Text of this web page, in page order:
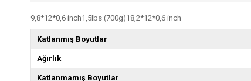
9,8*12*0,6 inch1,5lbs (700g)18,2*12*0,6 inch
Katlanmış Boyutlar
Ağırlık
Katlanmamış Boyutlar